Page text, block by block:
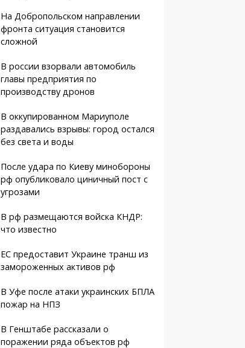
На Добропольском направлении
фронта ситуация становится
сложной
В россии взорвали автомобиль
главы предприятия по
производству дронов
В оккупированном Мариуполе
раздавались взрывы: город остался
без света и воды
После удара по Киеву минобороны
рф опубликовало циничный пост с
угрозами
В рф размещаются войска КНДР:
что известно
ЕС предоставит Украине транш из
замороженных активов рф
В Уфе после атаки украинских БПЛА
пожар на НПЗ
В Генштабе рассказали о
поражении ряда объектов рф